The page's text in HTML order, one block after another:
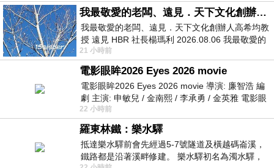
我最敬愛的老闆、遠見．天下文化創辦人高希均教授
我最敬愛的老闆、遠見．天下文化創辦人高希均教
授 遠見 HBR 社長楊瑪利 2026.08.06 我最敬愛的
老闆、遠見．天下文化創辦人高希均教
21 小時前
電影眼眸2026 Eyes 2026 movie
電影眼眸2026 Eyes 2026 movie 導演: 廉智浩 編
劇 主演: 申敏兒 / 金南熙 / 李承勇 / 金英雅 電影眼
眸2026描述攝影師徐珍因遺
22 小時前
羅東林鐵：樂水驛
抵達樂水驛前會先經過5-7號隧道及橫越碼崙溪，
鐵路都是沿著溪畔修建。 樂水驛初名為濁水驛，